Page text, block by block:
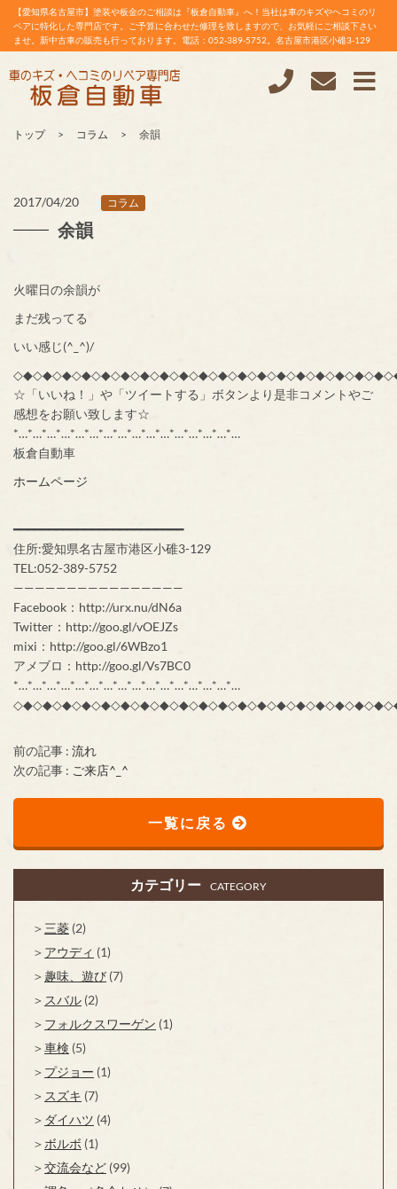
【愛知県名古屋市】塗装や板金のご相談は『板倉自動車』へ！当社は車のキズやヘコミのリ
ペアに特化した専門店です。ご予算に合わせた修理を致しますので、お気軽にご相談下さい
ませ。新中古車の販売も行っております。電話：052-389-5752。名古屋市港区小碓3-129
トップ コラム 余韻
2017/04/20 コラム
余韻
火曜日の余韻が
まだ残ってる
いい感じ(^_^)/
☆「いいね！」や「ツイートする」ボタンより是非コメントやご
感想をお願い致します☆
*…*…*…*…*…*…*…*…*…*…*…*…*…*…*…*…
板倉自動車
ホームページ
━━━━━━━━━━━━━━━━━━━━━━━━
住所:愛知県名古屋市港区小碓3-129
TEL:052-389-5752
————————————————
Facebook：http://urx.nu/dN6a
Twitter：http://goo.gl/vOEJZs
mixi：http://goo.gl/6WBzo1
アメブロ：http://goo.gl/Vs7BC0
*…*…*…*…*…*…*…*…*…*…*…*…*…*…*…*…
前の記事 : 流れ
次の記事 : ご来店^_^
一覧に戻る
カテゴリー CATEGORY
三菱 (2)
アウディ (1)
趣味、遊び (7)
スバル (2)
フォルクスワーゲン (1)
車検 (5)
プジョー (1)
スズキ (7)
ダイハツ (4)
ボルボ (1)
交流会など (99)